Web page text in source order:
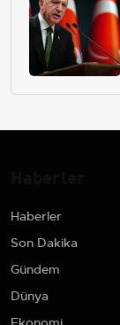
Haberler
Son Dakika
Gündem
Dünya